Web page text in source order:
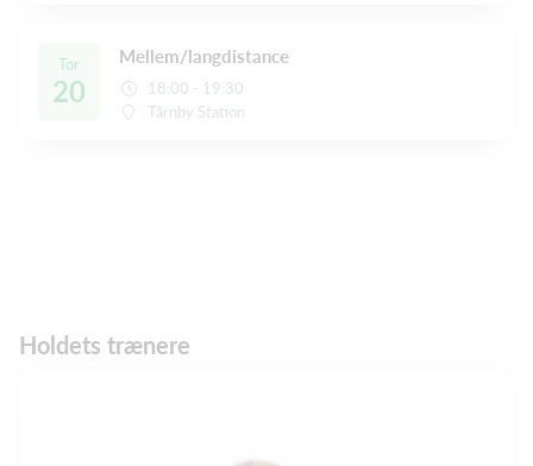
Tor
20
Mellem/langdistance
18:00 - 19:30
Tårnby Station
Holdets trænere